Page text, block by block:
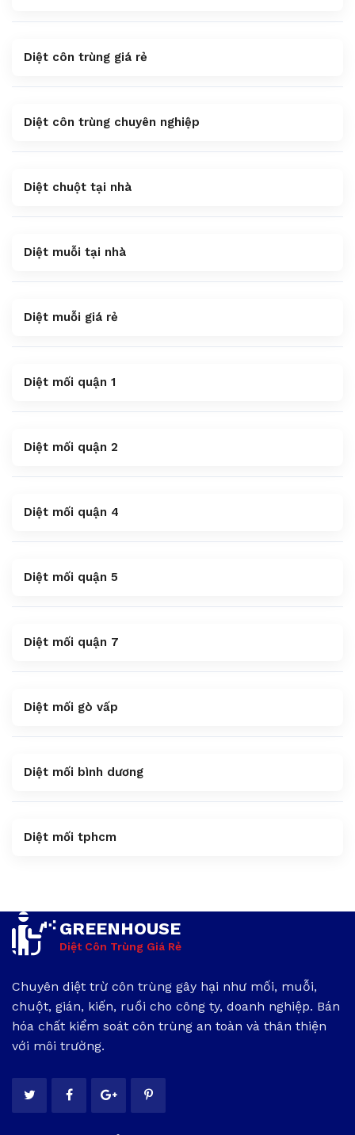
Diệt côn trùng giá rẻ
Diệt côn trùng chuyên nghiệp
Diệt chuột tại nhà
Diệt muỗi tại nhà
Diệt muỗi giá rẻ
Diệt mối quận 1
Diệt mối quận 2
Diệt mối quận 4
Diệt mối quận 5
Diệt mối quận 7
Diệt mối gò vấp
Diệt mối bình dương
Diệt mối tphcm
GREENHOUSE
Diệt Côn Trùng Giá Rẻ
Chuyên diệt trừ côn trùng gây hại như mối, muỗi,
chuột, gián, kiến, ruồi cho công ty, doanh nghiệp. Bán
hóa chất kiểm soát côn trùng an toàn và thân thiện
với môi trường.